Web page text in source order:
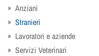
Anziani
Stranieri
Lavoratori e aziende
Servizi Veterinari